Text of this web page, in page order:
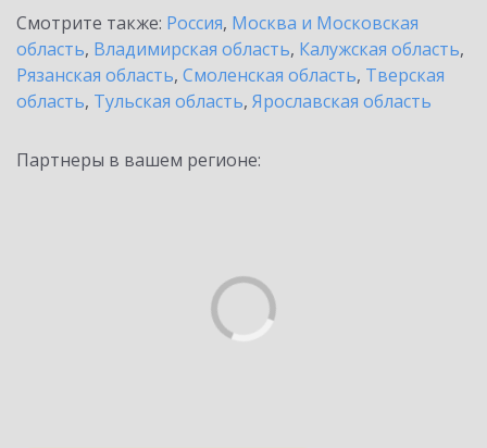
Смотрите также: Россия, Москва и Московская
область, Владимирская область, Калужская область,
Рязанская область, Смоленская область, Тверская
область, Тульская область, Ярославская область
Партнеры в вашем регионе: